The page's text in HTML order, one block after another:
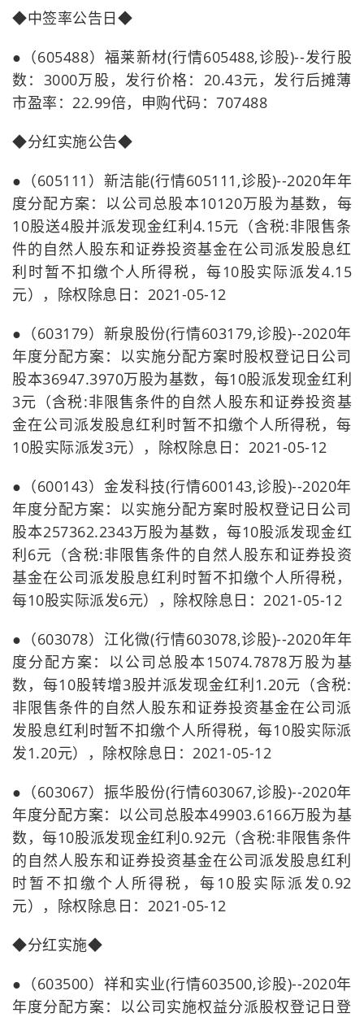
◆中签率公告日◆
●（605488）福莱新材(行情605488,诊股)--发行股
数：3000万股，发行价格：20.43元，发行后摊薄
市盈率：22.99倍，申购代码：707488
◆分红实施公告◆
●（605111）新洁能(行情605111,诊股)--2020年年
度分配方案：以公司总股本10120万股为基数，每
10股送4股并派发现金红利4.15元（含税:非限售条
件的自然人股东和证券投资基金在公司派发股息红
利时暂不扣缴个人所得税，每10股实际派发4.15
元），除权除息日：2021-05-12
●（603179）新泉股份(行情603179,诊股)--2020年
年度分配方案：以实施分配方案时股权登记日公司
股本36947.3970万股为基数，每10股派发现金红利
3元（含税:非限售条件的自然人股东和证券投资基
金在公司派发股息红利时暂不扣缴个人所得税，每
10股实际派发3元），除权除息日：2021-05-12
●（600143）金发科技(行情600143,诊股)--2020年
年度分配方案：以实施分配方案时股权登记日公司
股本257362.2343万股为基数，每10股派发现金红
利6元（含税:非限售条件的自然人股东和证券投资
基金在公司派发股息红利时暂不扣缴个人所得税，
每10股实际派发6元），除权除息日：2021-05-12
●（603078）江化微(行情603078,诊股)--2020年年
度分配方案：以公司总股本15074.7878万股为基
数，每10股转增3股并派发现金红利1.20元（含税:
非限售条件的自然人股东和证券投资基金在公司派
发股息红利时暂不扣缴个人所得税，每10股实际派
发1.20元），除权除息日：2021-05-12
●（603067）振华股份(行情603067,诊股)--2020年
年度分配方案：以公司总股本49903.6166万股为基
数，每10股派发现金红利0.92元（含税:非限售条件
的自然人股东和证券投资基金在公司派发股息红利
时暂不扣缴个人所得税，每10股实际派发0.92
元），除权除息日：2021-05-12
◆分红实施◆
●（603500）祥和实业(行情603500,诊股)--2020年
年度分配方案：以公司实施权益分派股权登记日登